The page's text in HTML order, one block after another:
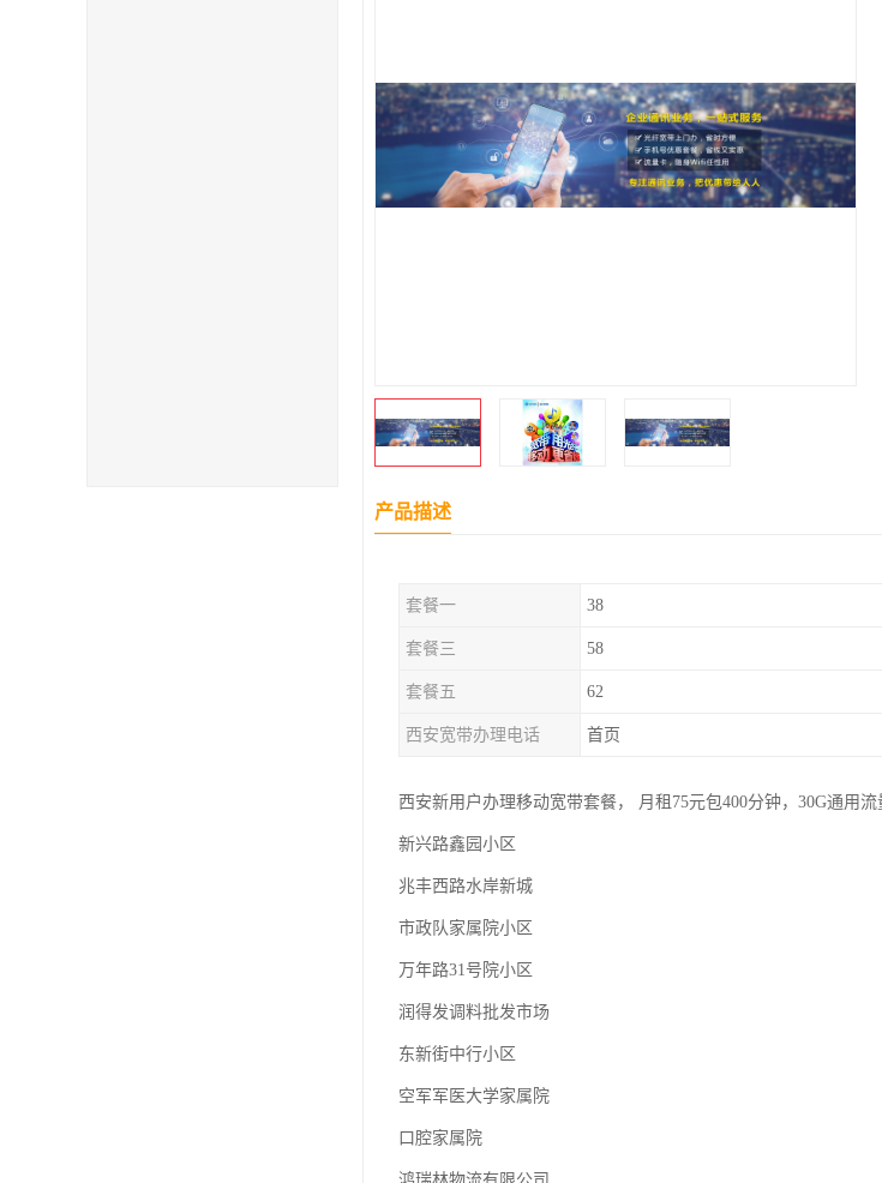
产品描述
套餐一 38
套餐三 58
套餐五 62
西安宽带办理电话 首页
西安新用户办理移动宽带套餐， 月租75元包400分钟，30G通用
新兴路鑫园小区
兆丰西路水岸新城
市政队家属院小区
万年路31号院小区
润得发调料批发市场
东新街中行小区
空军军医大学家属院
口腔家属院